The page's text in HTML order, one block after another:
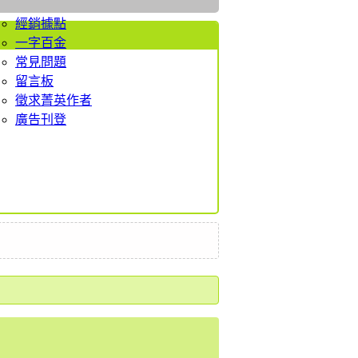
經銷據點
一字百金
常見問題
留言板
徵求菁英作者
廣告刊登